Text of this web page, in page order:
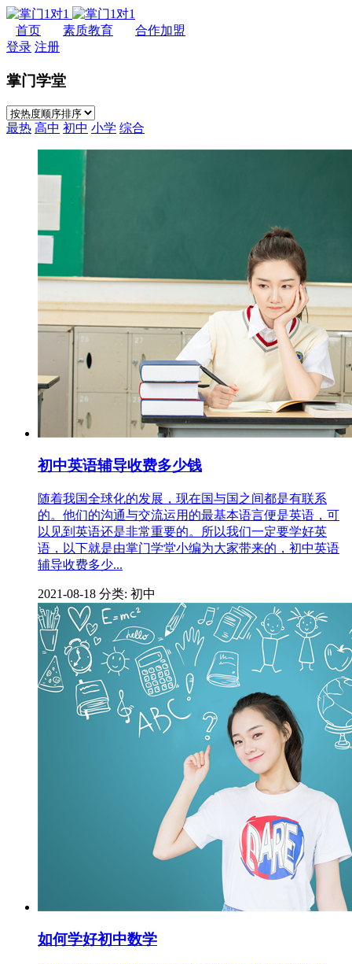
首页 素质教育
合作加盟
登录 注册
掌门学堂
最热 高中 初中 小学 综合
初中英语辅导收费多少钱
随着我国全球化的发展，现在国与国之间都是有联系
的。他们的沟通与交流运用的最基本语言便是英语，可
以见到英语还是非常重要的。所以我们一定要学好英
语，以下就是由掌门学堂小编为大家带来的，初中英语
辅导收费多少...
2021-08-18 分类: 初中
如何学好初中数学